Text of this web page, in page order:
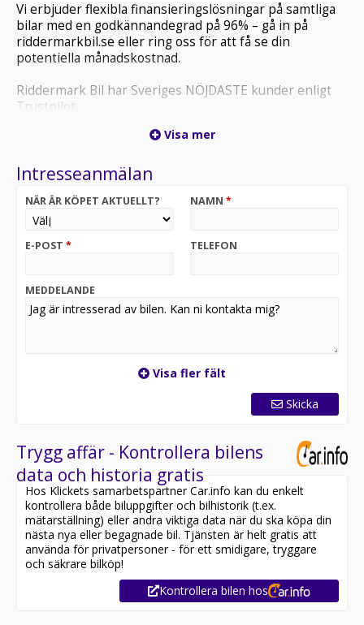
Vi erbjuder flexibla finansieringslösningar på samtliga
bilar med en godkännandegrad på 96% – gå in på
riddermarkbil.se eller ring oss för att få se din
potentiella månadskostnad.
Riddermark Bil har Sveriges NÖJDASTE kunder enligt
Trustpilot
hemleverans i hela Sverige!*
DS 3 Crossback är en kompakt och smidig crossover
stadsmiljö, samtidigt som den erbjuder bra komfort och
ett smart format för både förare och passagerare
*OBS: Vänligen ring oss innan ditt besök för att
placerad på en annan anläggning eller reserverad*
Utrustning inkluderar:
Jämför denna bil med någon av våra andra DS 3
https://www.riddermarkbil.se/kopa-bil/?
series=3%20crossback
Övrig information om bilen:
Besiktigad till och med 2027-03-31
Möjlighet till 12-60 månaders garanti
Servicehistorik:
2024-03-15 - 1314 mil
Visa mer
Intresseanmälan
NÄR ÄR KÖPET AKTUELLT? NAMN *
E-POST * TELEFON
MEDDELANDE
Visa fler fält
Skicka
Trygg affär - Kontrollera bilens
data och historia gratis
Hos Klickets samarbetspartner Car.info kan du enkelt
kontrollera både biluppgifter och bilhistorik (t.ex.
mätarställning) eller andra viktiga data när du ska köpa din
nästa nya eller begagnade bil. Tjänsten är helt gratis att
använda för privatpersoner - för ett smidigare, tryggare
och säkrare bilköp!
Kontrollera bilen hos